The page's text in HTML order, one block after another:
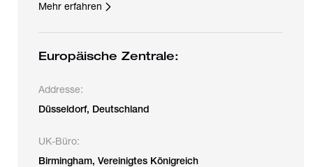
Mehr erfahren
Europäische Zentrale:
Addresse:
Düsseldorf, Deutschland
UK-Büro:
Birmingham, Vereinigtes Königreich